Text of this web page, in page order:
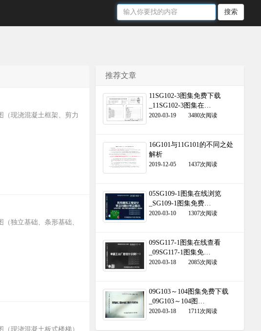
搜索
（现浇混凝土框架、剪力
独立基础、条形基础、
现浇混凝土板式楼梯）
推荐文章
11SG102-3图集免费下载
_11SG102-3图集在…
2020-03-19 3480次阅读
16G101与11G101的不同之处
解析
2019-12-05 1437次阅读
05SG109-1图集在线浏览
_SG109-1图集免费…
2020-03-10 1307次阅读
09SG117-1图集在线查看
_09SG117-1图集免…
2020-03-18 2085次阅读
09G103～104图集免费下载
_09G103～104图…
2020-03-18 1711次阅读